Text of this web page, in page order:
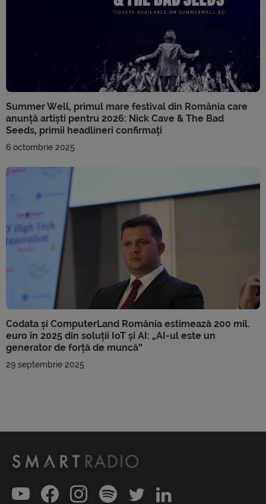
Summer Well, primul mare festival din România care
anunță artiști pentru 2026: Nick Cave & The Bad
Seeds, primii headlineri confirmați
6 octombrie 2025
Codata și ComputerLand România estimează 200 mil.
euro în 2025 din soluții IoT și AI: „AI-ul este un
generator de forță de muncă”
29 septembrie 2025